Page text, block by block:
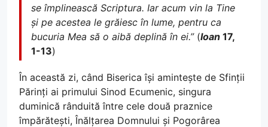
se împlinească Scriptura. Iar acum vin la Tine
și pe acestea le grăiesc în lume, pentru ca
bucuria Mea să o aibă deplină în ei.”(Ioan 17,
1-13)
În această zi, când Biserica își amintește de Sfinții
Părinți ai primului Sinod Ecumenic, singura
duminică rânduită între cele două praznice
împărătești, Înălțarea Domnului și Pogorârea